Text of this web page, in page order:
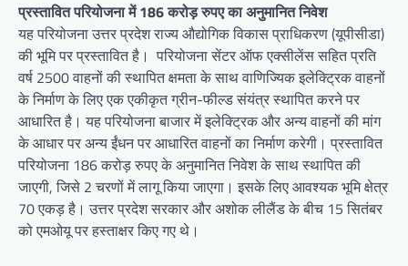
प्रस्तावित परियोजना में 186 करोड़ रुपए का अनुमानित निवेश
यह परियोजना उत्तर प्रदेश राज्य औद्योगिक विकास प्राधिकरण (यूपीसीडा)
की भूमि पर प्रस्तावित है। परियोजना सेंटर ऑफ एक्सीलेंस सहित प्रति
वर्ष 2500 वाहनों की स्थापित क्षमता के साथ वाणिज्यिक इलेक्ट्रिक वाहनों
के निर्माण के लिए एक एकीकृत ग्रीन-फील्ड संयंत्र स्थापित करने पर
आधारित है। यह परियोजना बाजार में इलेक्ट्रिक और अन्य वाहनों की मांग
के आधार पर अन्य ईंधन पर आधारित वाहनों का निर्माण करेगी। प्रस्तावित
परियोजना 186 करोड़ रुपए के अनुमानित निवेश के साथ स्थापित की
जाएगी, जिसे 2 चरणों में लागू किया जाएगा। इसके लिए आवश्यक भूमि क्षेत्र
70 एकड़ है। उत्तर प्रदेश सरकार और अशोक लीलैंड के बीच 15 सितंबर
को एमओयू पर हस्ताक्षर किए गए थे।